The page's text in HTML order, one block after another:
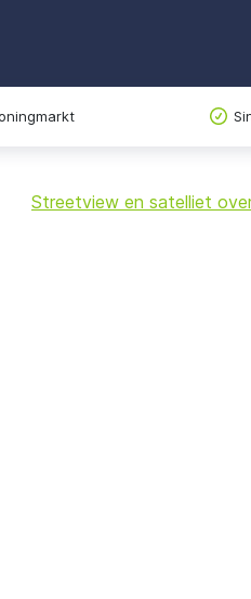
+
Streetview en satelliet